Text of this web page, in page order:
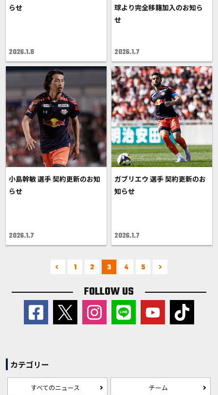
らせ
2026.1.8
球より完全移籍加入のお知ら
せ
2026.1.7
小島幹敏 選手 契約更新のお知
らせ
2026.1.7
ガブリエウ 選手 契約更新のお
知らせ
2026.1.7
1 2 3 4 5
FOLLOW US
カテゴリー
すべてのニュース チーム